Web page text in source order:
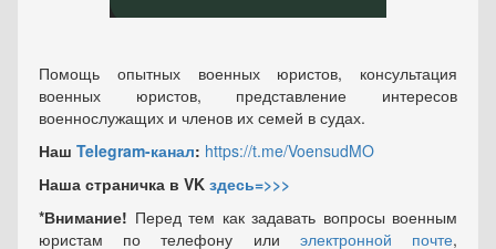
Помощь опытных военных юристов, консультация
военных юристов, представление интересов
военнослужащих и членов их семей в судах.
Наш Telegram-канал: https://t.me/VoensudMO
Наша страничка в VK здесь=>>>
*Внимание! Перед тем как задавать вопросы военным
юристам по телефону или электронной почте,